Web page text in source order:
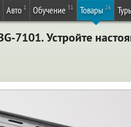
Авто 1 Обучение 31 Товары 26
7101. Устройте